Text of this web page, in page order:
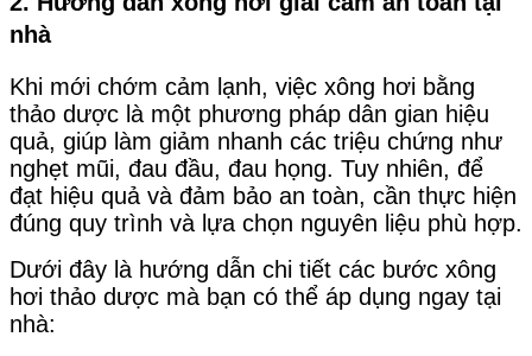
nhà
Khi mới chớm cảm lạnh, việc xông hơi bằng
thảo dược là một phương pháp dân gian hiệu
quả, giúp làm giảm nhanh các triệu chứng như
nghẹt mũi, đau đầu, đau họng. Tuy nhiên, để
đạt hiệu quả và đảm bảo an toàn, cần thực hiện
đúng quy trình và lựa chọn nguyên liệu phù hợp.
Dưới đây là hướng dẫn chi tiết các bước xông
hơi thảo dược mà bạn có thể áp dụng ngay tại
nhà: